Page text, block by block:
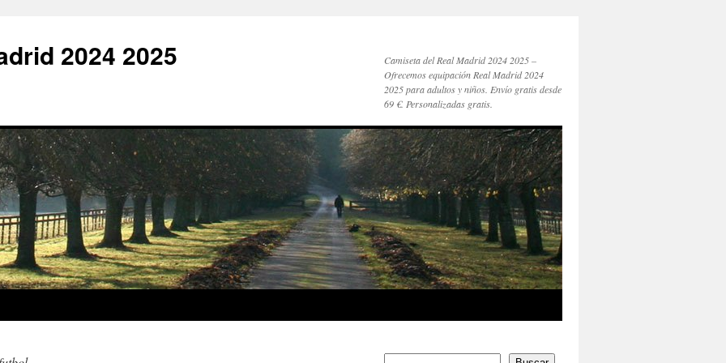
2024 2025
Camiseta del Real Madrid 2024 2025 –
Ofrecemos equipación Real Madrid 2024
2025 para adultos y niños. Envío gratis desde
69 €. Personalizadas gratis.